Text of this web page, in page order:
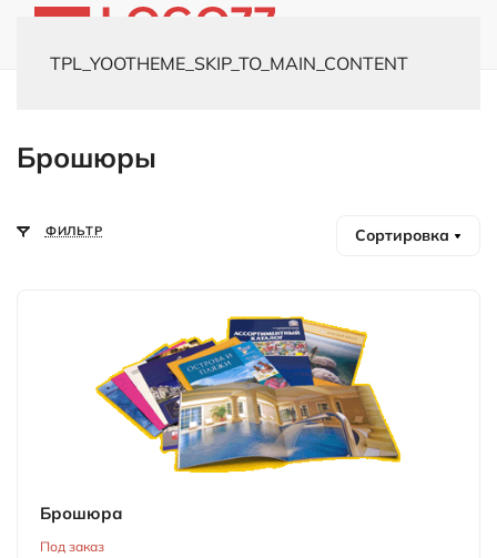
TPL_YOOTHEME_SKIP_TO_MAIN_CONTENT
Брошюры
ФИЛЬТР Сортировка
Брошюра
Под заказ